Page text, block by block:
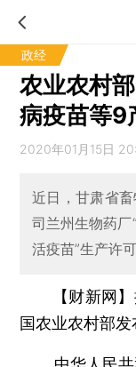
政经
农业农村
病疫苗等9
2020年01月15日
近日，甘肃省
司兰州生物药
活疫苗”生产许可
【财新网】
国农业农村部发